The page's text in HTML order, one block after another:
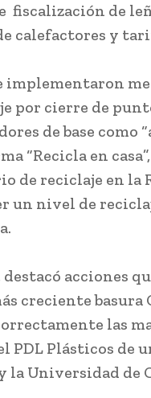
fiscalización de
calefactores y
implementaron
por cierre de
de base
“Recicla en
de reciclaje en la
un nivel de
acciones
creciente
las
PDL Plásticos de
la Universidad de